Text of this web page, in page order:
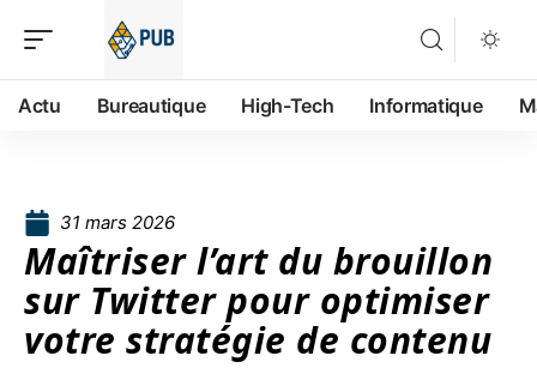
Actu Bureautique High-Tech Informatique
31 mars 2026
Maîtriser l’art du brouillon
sur Twitter pour optimiser
votre stratégie de contenu